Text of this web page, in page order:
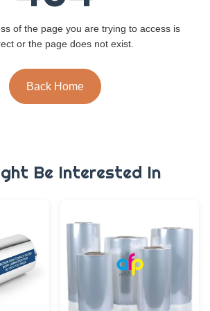
of the page you are trying to access is
or the page does not exist.
Back Home
Be Interested In